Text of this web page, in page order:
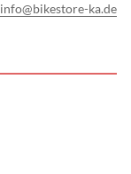
info@bikestore-ka.de